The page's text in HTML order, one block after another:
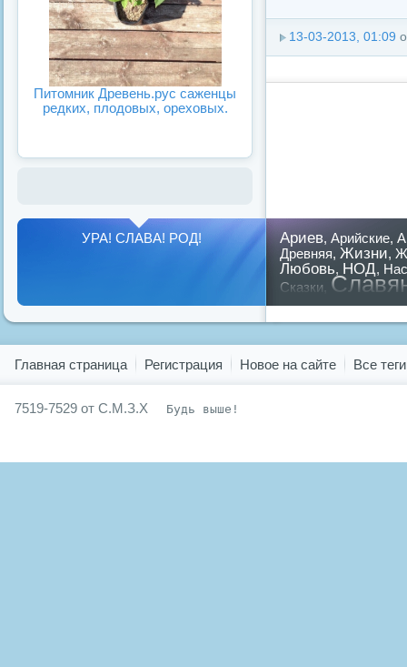
13-03-2013, 01:09
Питомник Древень.рус саженцы
редких, плодовых, ореховых.
Ариев, Арийские,
Древняя, Жизни,
Любовь, НОД,
Сказки
предков,путин,
УРА! СЛАВА! РОД!
Главная страница Регистрация Новое на сайте Все теги
7519-7529 от С.М.З.Х Будь выше!